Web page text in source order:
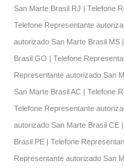
San Marte Brasil RJ | Telefone
Telefone Representante
autorizado San Marte Brasil MS
Brasil GO | Telefone
Representante autorizado San
San Marte Brasil AC | Telefone
Telefone Representante
autorizado San Marte Brasil CE
Brasil PE | Telefone
Representante autorizado San